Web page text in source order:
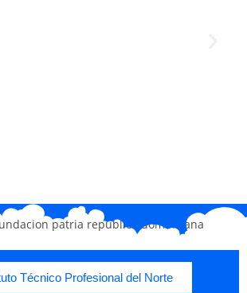
Técnico Profesional del Norte